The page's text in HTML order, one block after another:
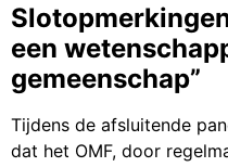
een
gemeenschap”
Tijdens de afsluitende
dat het OMF, door